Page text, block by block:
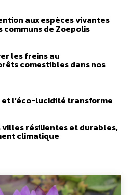
aux espèces vivantes
communs de Zoepolis
les freins au
comestibles dans nos
et l’éco-lucidité transforme
villes résilientes et durables,
climatique